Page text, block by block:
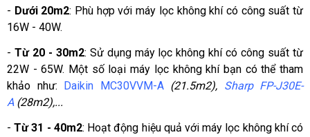
- Dưới 20m2: Phù hợp với máy lọc không khí có công suất từ
16W - 40W.
- Từ 20 - 30m2: Sử dụng máy lọc không khí có công suất từ
22W - 65W. Một số loại máy lọc không khí bạn có thể tham
khảo như: Daikin MC30VVM-A (21.5m2), Sharp FP-J30E-
A (28m2),...
- Từ 31 - 40m2: Hoạt động hiệu quả với máy lọc không khí có